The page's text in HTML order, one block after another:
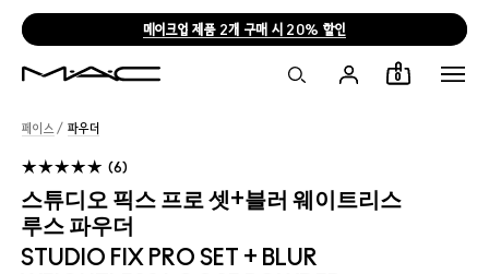
메이크업 제품 2개 구매 시 20% 할인
0
페이스 / 파우더
스튜디오 픽스 프로 셋+블러 웨이트리스
루스 파우더
STUDIO FIX PRO SET + BLUR
6